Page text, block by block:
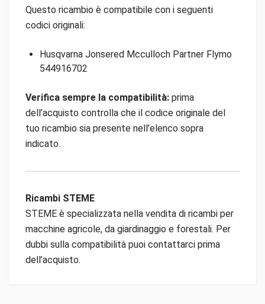
Questo ricambio è compatibile con i seguenti
codici originali:
Husqvarna Jonsered Mcculloch Partner Flymo
544916702
Verifica sempre la compatibilità: prima
dell’acquisto controlla che il codice originale del
tuo ricambio sia presente nell’elenco sopra
indicato.
Ricambi STEME
STEME è specializzata nella vendita di ricambi per
macchine agricole, da giardinaggio e forestali. Per
dubbi sulla compatibilità puoi contattarci prima
dell’acquisto.